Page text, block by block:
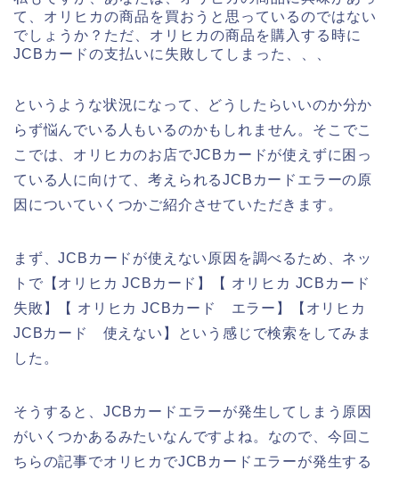
て、オリヒカの商品を買おうと思っているのではない
でしょうか？ただ、オリヒカの商品を購入する時に
JCBカードの支払いに失敗してしまった、、、
というような状況になって、どうしたらいいのか分か
らず悩んでいる人もいるのかもしれません。そこでこ
こでは、オリヒカのお店でJCBカードが使えずに困っ
ている人に向けて、考えられるJCBカードエラーの原
因についていくつかご紹介させていただきます。
まず、JCBカードが使えない原因を調べるため、ネッ
トで【オリヒカ JCBカード】【 オリヒカ JCBカード
失敗】【 オリヒカ JCBカード エラー】【オリヒカ
JCBカード 使えない】という感じで検索をしてみま
した。
そうすると、JCBカードエラーが発生してしまう原因
がいくつかあるみたいなんですよね。なので、今回こ
ちらの記事でオリヒカでJCBカードエラーが発生する